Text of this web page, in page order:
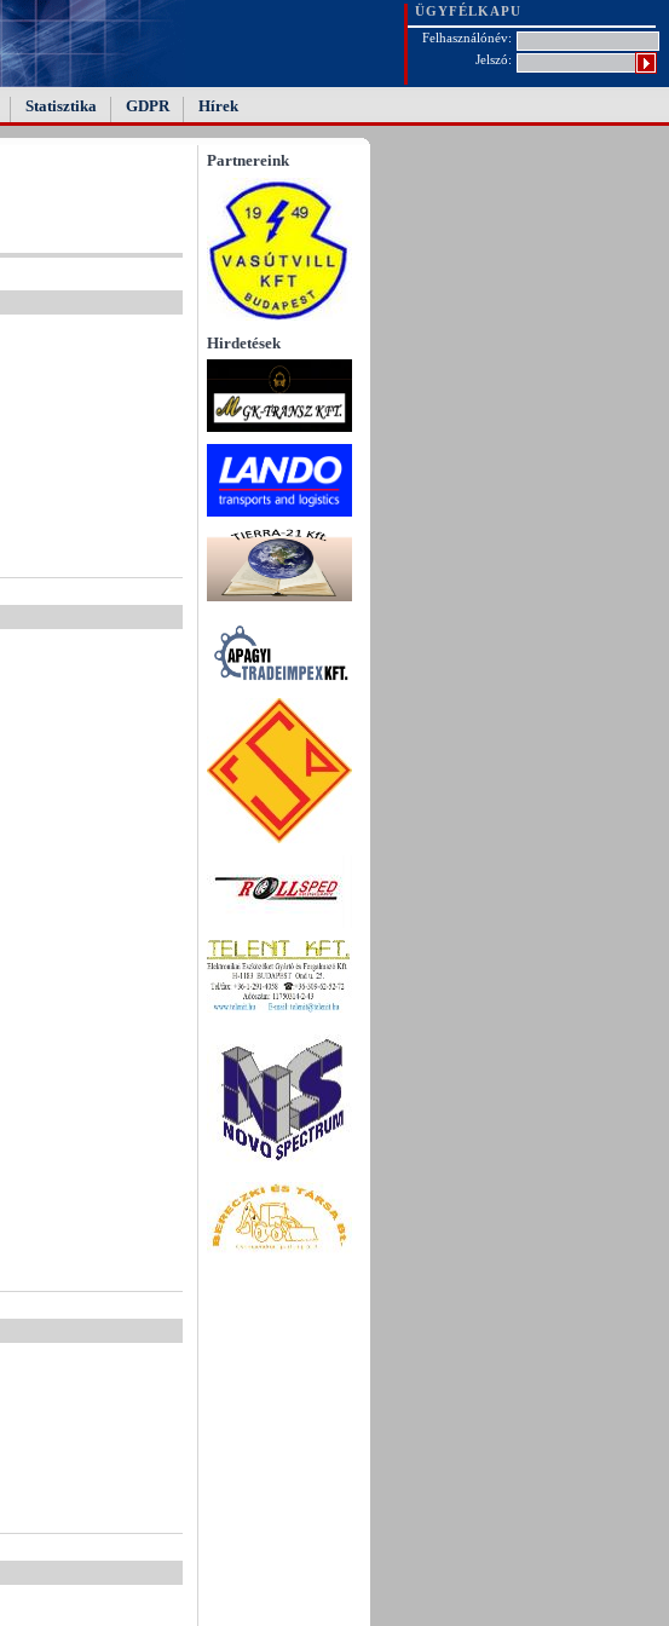
ÜGYFÉLKAPU
Felhasználónév:
Jelszó:
Statisztika GDPR Hírek
Partnereink
Hirdetések